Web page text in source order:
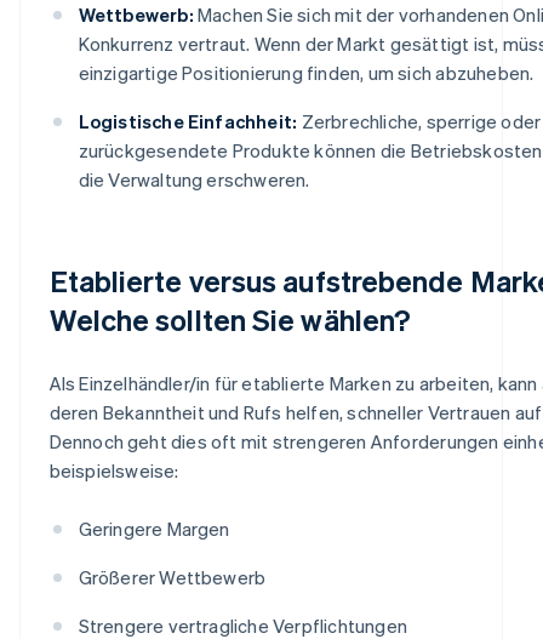
Wettbewerb: Machen Sie sich mit der vorhandenen
Konkurrenz vertraut. Wenn der Markt gesättigt ist,
einzigartige Positionierung finden, um sich abzuheben.
Logistische Einfachheit: Zerbrechliche, sperrige
zurückgesendete Produkte können die
die Verwaltung erschweren.
Etablierte versus aufstrebende
Welche sollten Sie wählen?
Als Einzelhändler/in für etablierte Marken zu arbeiten,
deren Bekanntheit und Rufs helfen, schneller Vertrauen
Dennoch geht dies oft mit strengeren Anforderungen
beispielsweise:
Geringere Margen
Größerer Wettbewerb
Strengere vertragliche Verpflichtungen